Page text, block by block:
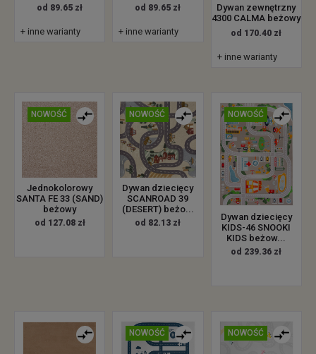
od 89.65 zł
+ inne warianty
od 89.65 zł
+ inne warianty
Dywan zewnętrzny
4300 CALMA beżowy
od 170.40 zł
+ inne warianty
NOWOŚĆ
Jednokolorowy
SANTA FE 33 (SAND)
beżowy
od 127.08 zł
NOWOŚĆ
Dywan dziecięcy
SCANROAD 39
(DESERT) beżo...
od 82.13 zł
NOWOŚĆ
Dywan dziecięcy
KIDS-46 SNOOKI
KIDS beżow...
od 239.36 zł
NOWOŚĆ NOWOŚĆ